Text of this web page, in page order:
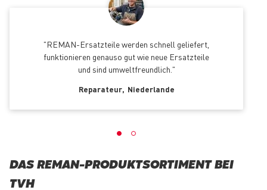
REMAN-Ersatzteile werden schnell geliefert,
funktionieren genauso gut wie neue Ersatzteile
und sind umweltfreundlich.
Reparateur Niederlande
DAS REMAN-PRODUKTSORTIMENT BEI
TVH